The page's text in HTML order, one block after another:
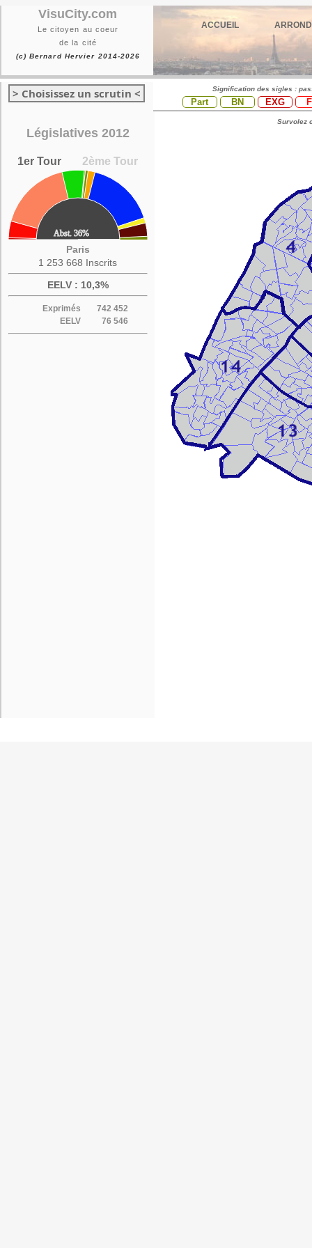
VisuCity.com
Le citoyen au coeur
de la cité
(c) Bernard Hervier 2014-2026
ACCUEIL
> Choisissez un scrutin <
Législatives 2012
1er Tour 2ème Tour
Paris
1 253 668 Inscrits
EELV : 10,3%
Exprimés
742 452
EELV
76 546
Signification des sigles :
Part BN EXG
Survolez